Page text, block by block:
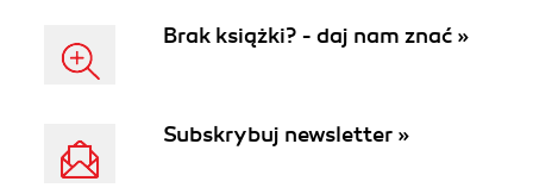
Brak książki? - daj nam znać »
Subskrybuj newsletter »